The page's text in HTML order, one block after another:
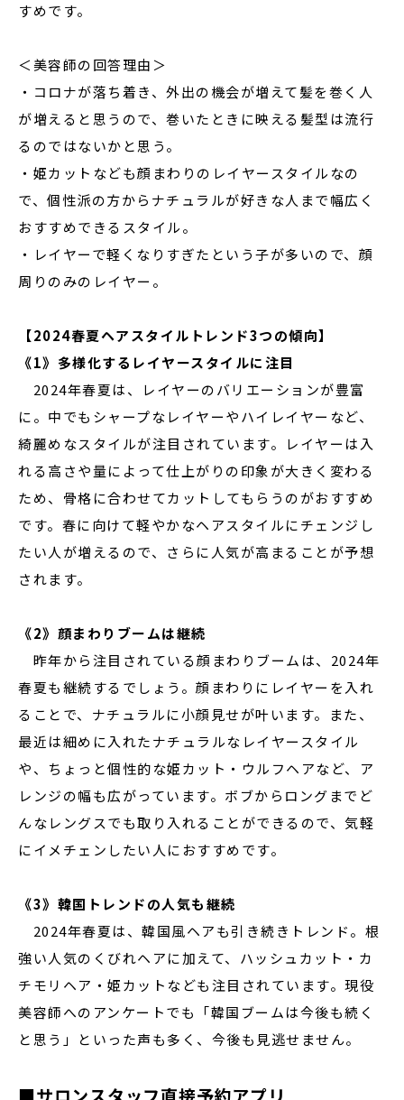
すめです。
＜美容師の回答理由＞
・コロナが落ち着き、外出の機会が増えて髪を巻く人
が増えると思うので、巻いたときに映える髪型は流行
るのではないかと思う。
・姫カットなども顔まわりのレイヤースタイルなの
で、個性派の方からナチュラルが好きな人まで幅広く
おすすめできるスタイル。
・レイヤーで軽くなりすぎたという子が多いので、顔
周りのみのレイヤー。
【2024春夏ヘアスタイルトレンド3つの傾向】
《1》多様化するレイヤースタイルに注目
2024年春夏は、レイヤーのバリエーションが豊富
に。中でもシャープなレイヤーやハイレイヤーなど、
綺麗めなスタイルが注目されています。レイヤーは入
れる高さや量によって仕上がりの印象が大きく変わる
ため、骨格に合わせてカットしてもらうのがおすすめ
です。春に向けて軽やかなヘアスタイルにチェンジし
たい人が増えるので、さらに人気が高まることが予想
されます。
《2》顔まわりブームは継続
昨年から注目されている顔まわりブームは、2024年
春夏も継続するでしょう。顔まわりにレイヤーを入れ
ることで、ナチュラルに小顔見せが叶います。また、
最近は細めに入れたナチュラルなレイヤースタイル
や、ちょっと個性的な姫カット・ウルフヘアなど、ア
レンジの幅も広がっています。ボブからロングまでど
んなレングスでも取り入れることができるので、気軽
にイメチェンしたい人におすすめです。
《3》韓国トレンドの人気も継続
2024年春夏は、韓国風ヘアも引き続きトレンド。根
強い人気のくびれヘアに加えて、ハッシュカット・カ
チモリヘア・姫カットなども注目されています。現役
美容師へのアンケートでも「韓国ブームは今後も続く
と思う」といった声も多く、今後も見逃せません。